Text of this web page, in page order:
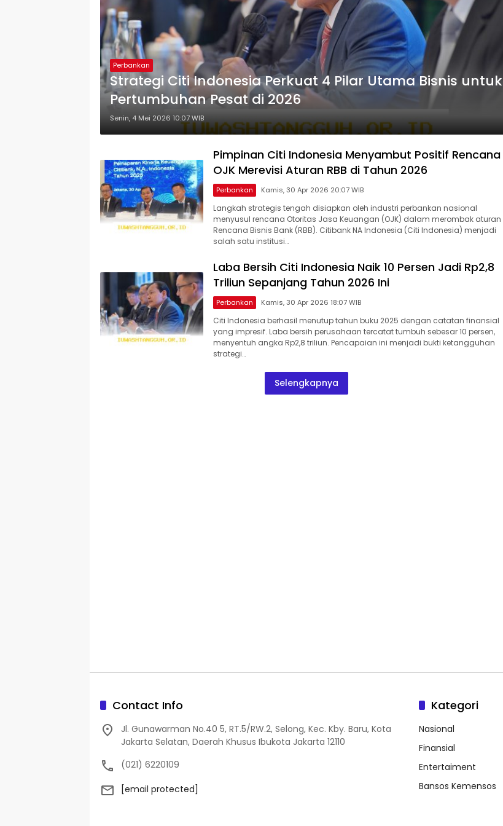
Perbankan
Strategi Citi Indonesia Perkuat 4 Pilar Utama Bisnis untuk
Pertumbuhan Pesat di 2026
Senin, 4 Mei 2026 10:07 WIB
Pimpinan Citi Indonesia Menyambut Positif Rencana
OJK Merevisi Aturan RBB di Tahun 2026
Perbankan Kamis, 30 Apr 2026 20:07 WIB
Langkah strategis tengah disiapkan oleh industri perbankan nasional
menyusul rencana Otoritas Jasa Keuangan (OJK) dalam merombak aturan
Rencana Bisnis Bank (RBB). Citibank NA Indonesia (Citi Indonesia) menjadi
salah satu institusi…
Laba Bersih Citi Indonesia Naik 10 Persen Jadi Rp2,8
Triliun Sepanjang Tahun 2026 Ini
Perbankan Kamis, 30 Apr 2026 18:07 WIB
Citi Indonesia berhasil menutup tahun buku 2025 dengan catatan finansial
yang impresif. Laba bersih perusahaan tercatat tumbuh sebesar 10 persen,
menyentuh angka Rp2,8 triliun. Pencapaian ini menjadi bukti ketangguhan
strategi…
Selengkapnya
Contact Info
Jl. Gunawarman No.40 5, RT.5/RW.2, Selong, Kec. Kby. Baru, Kota
Jakarta Selatan, Daerah Khusus Ibukota Jakarta 12110
(021) 6220109
[email protected]
Kategori
Nasional
Finansial
Entertaiment
Bansos Kemensos